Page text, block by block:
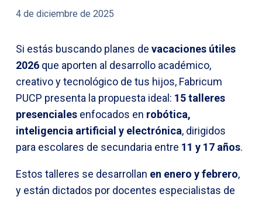
4 de diciembre de 2025
Si estás buscando planes de vacaciones útiles
2026 que aporten al desarrollo académico,
creativo y tecnológico de tus hijos, Fabricum
PUCP presenta la propuesta ideal: 15 talleres
presenciales enfocados en robótica,
inteligencia artificial y electrónica, dirigidos
para escolares de secundaria entre 11 y 17 años.
Estos talleres se desarrollan en enero y febrero,
y están dictados por docentes especialistas de